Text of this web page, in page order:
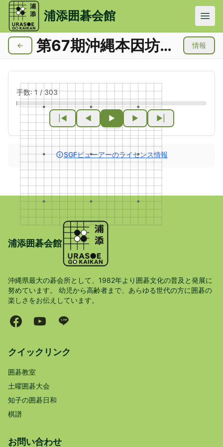
メインコンテンツにスキップ
浦添囲碁会館
← 第67期沖縄本因坊戦浦添地区一次予選２回戦 情報
手数:1/303
|◀ ◀ ▶ ▶ ▶|
SGFビューアーのライセンス情報
浦添囲碁会館
沖縄県最大の碁会所として、1982年より囲碁文化の普及と発展に
努めています。 幼児から高齢者まで、あらゆる世代の方に囲碁の
楽しさをお伝えしています。
クイックリンク
囲碁教室
土曜囲碁大会
知子の囲碁日和
棋譜
お問い合わせ